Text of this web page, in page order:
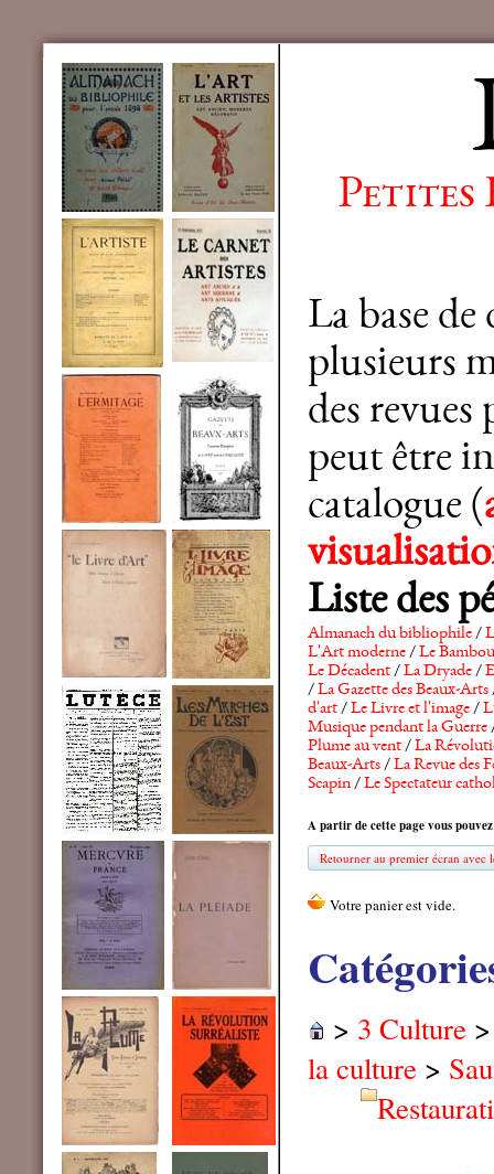
Petites
La base
plusieurs
des revues
peut être
catalogue (
Liste des
Almanach du bibliophile/
L'Art moderne/Le Bambou
Le Décadent/La Dryade/
/La Gazette des Beaux-Arts
d'art/Le Livre et l'image/
Musique pendant la Guerre
Plume au vent/La
Beaux-Arts/La Revue des
Scapin/Le Spectateur
A partir de cette page vous
Retourner au premier écran avec
> 3 Culture
la culture >